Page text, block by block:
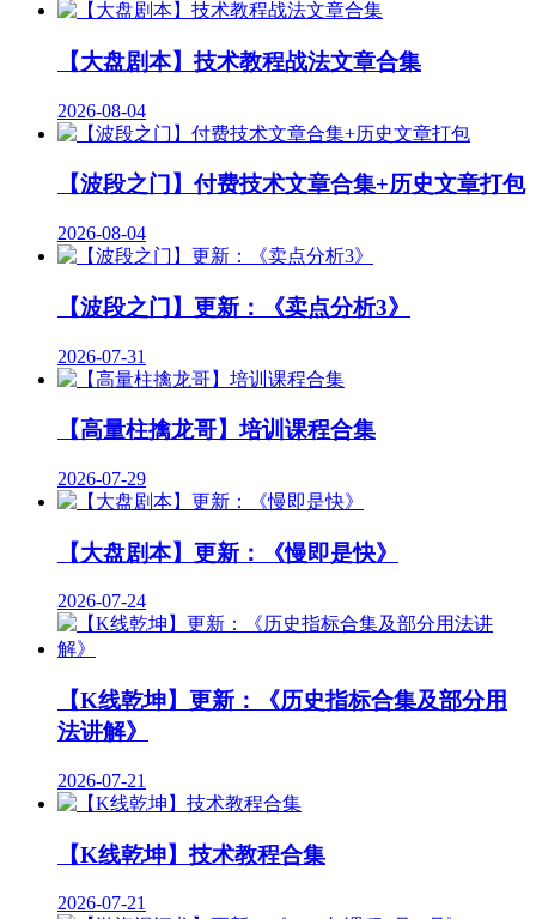
【大盘剧本】技术教程战法文章合集
2026-08-04
【波段之门】付费技术文章合集+历史文章打包
2026-08-04
【波段之门】更新：《卖点分析3》
2026-07-31
【高量柱擒龙哥】培训课程合集
2026-07-29
【大盘剧本】更新：《慢即是快》
2026-07-24
【K线乾坤】更新：《历史指标合集及部分用
法讲解》
2026-07-21
【K线乾坤】技术教程合集
2026-07-21